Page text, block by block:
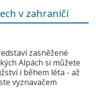
v zahraničí
zasněžené
Alpách si můžete
i během léta - až
vyznavačem